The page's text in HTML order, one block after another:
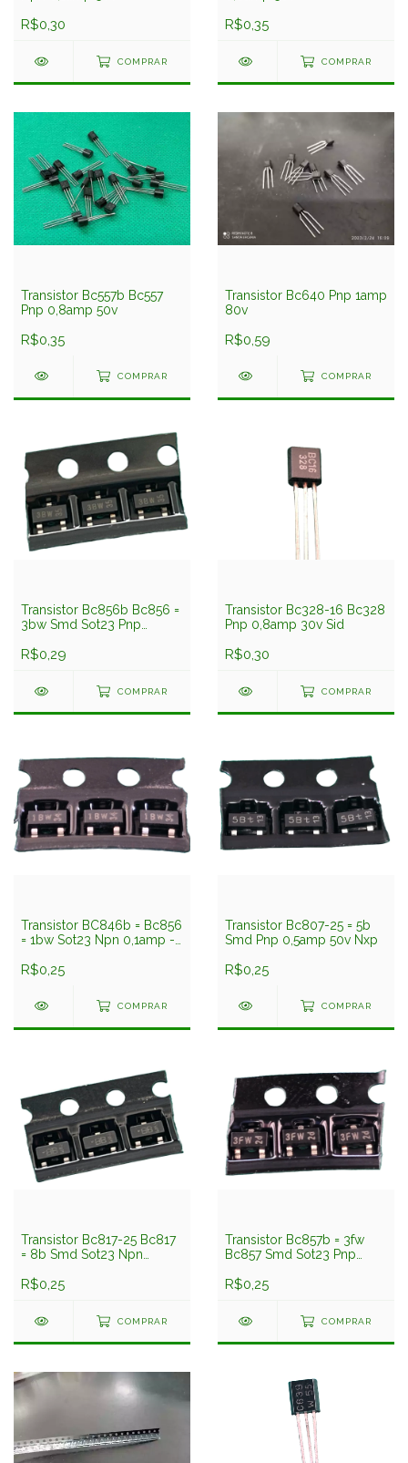
R$0,30
COMPRAR
R$0,35
COMPRAR
Transistor Bc557b Bc557
Pnp 0,8amp 50v
R$0,35
COMPRAR
Transistor Bc640 Pnp 1amp
80v
R$0,59
COMPRAR
Transistor Bc856b Bc856 =
3bw Smd Sot23 Pnp
R$0,29
COMPRAR
Transistor Bc328-16 Bc328
Pnp 0,8amp 30v Sid
R$0,30
COMPRAR
Transistor BC846b = Bc856
= 1bw Sot23 Npn 0,1amp -
R$0,25
COMPRAR
Transistor Bc807-25 = 5b
Smd Pnp 0,5amp 50v Nxp
R$0,25
COMPRAR
Transistor Bc817-25 Bc817
= 8b Smd Sot23 Npn
R$0,25
COMPRAR
Transistor Bc857b = 3fw
Bc857 Smd Sot23 Pnp
R$0,25
COMPRAR